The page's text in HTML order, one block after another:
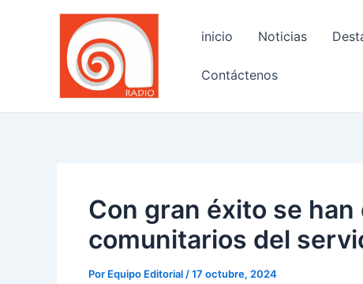
inicio Noticias
Contáctenos
Con gran éxito se
comunitarios del
Por Equipo Editorial /17 octubre, 2024
Navegación
entradas